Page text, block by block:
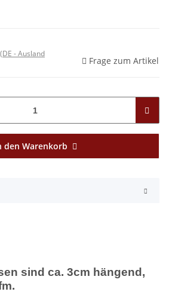
(DE - Ausland
Frage zum Artikel
den Warenkorb
sind ca. 3cm hängend,